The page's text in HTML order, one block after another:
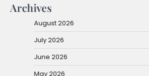
Archives
August 2026
July 2026
June 2026
May 2026